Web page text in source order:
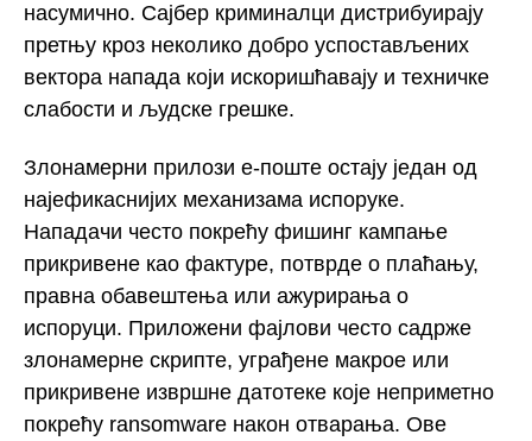
насумично. Сајбер криминалци дистрибуирају
претњу кроз неколико добро успостављених
вектора напада који искоришћавају и техничке
слабости и људске грешке.
Злонамерни прилози е-поште остају један од
најефикаснијих механизама испоруке.
Нападачи често покрећу фишинг кампање
прикривене као фактуре, потврде о плаћању,
правна обавештења или ажурирања о
испоруци. Приложени фајлови често садрже
злонамерне скрипте, уграђене макрое или
прикривене извршне датотеке које неприметно
покрећу ransomware након отварања. Ове